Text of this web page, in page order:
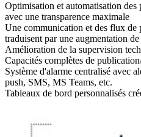
Optimisation et automatisation des
avec une transparence maximale
Une communication et des flux de
traduisent par une augmentation
Amélioration de la supervision
Capacités complètes de
Système d'alarme centralisé avec
push, SMS, MS Teams, etc.
Tableaux de bord personnalisés